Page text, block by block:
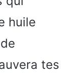
huile
tes